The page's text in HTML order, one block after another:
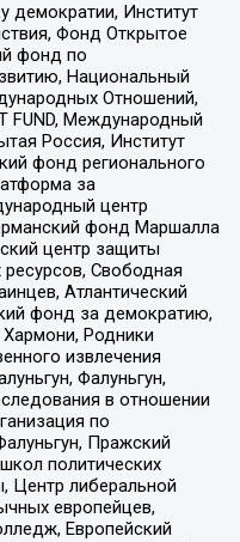
Институт
Фонд Открытое
фонд по
Национальный
Отношений,
FUND, Международный
Россия, Институт
фонд регионального
за
центр
фонд Маршалла
центр защиты
Свободная
Атлантический
фонд за демократию,
Родники
извлечения
Фалуньгун,
в отношении
по
Пражский
политических
Центр либеральной
европейцев,
Европейский